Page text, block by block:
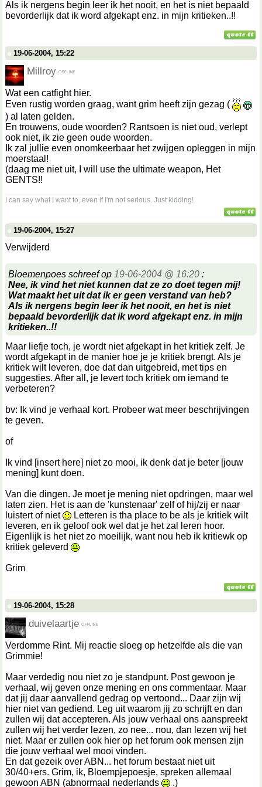
Als ik nergens begin leer ik het nooit, en het is niet bepaald
bevorderlijk dat ik word afgekapt enz. in mijn kritieken..!!
19-06-2004, 15:22
Millroy
Wat een catfight hier.
Even rustig worden graag, want grim heeft zijn gezag (
) al laten gelden.
En trouwens, oude woorden? Rantsoen is niet oud, verlept
ook niet, ik zie geen oude woorden.
Ik zal jullie even onomkeerbaar het zwijgen opleggen in mijn
moerstaal!
(daag me niet uit, I will use the ultimate weapon, Het
GENTS!!
I can say what I want to, even if I'm not serious. Just kidding!
19-06-2004, 15:27
Verwijderd
Bloemenpoes schreef op 19-06-2004 @ 16:20 :
Nee, ik vind het niet kunnen dat ze zo doet tegen mij!
Wat maakt het uit dat ik er geen verstand van heb?
Als ik nergens begin leer ik het nooit, en het is niet
bepaald bevorderlijk dat ik word afgekapt enz. in mijn
kritieken..!!
Maar liefje toch, je wordt niet afgekapt in het kritiek zelf. Je
wordt afgekapt in de manier hoe je je kritiek brengt. Als je
kritiek wilt leveren, doe dat dan uitgebreid, met tips en
suggesties. After all, je levert toch kritiek om iemand te
verbeteren?
bv: Ik vind je verhaal kort. Probeer wat meer beschrijvingen
te geven.
of
Ik vind [insert here] niet zo mooi, ik denk dat je beter [jouw
mening] kunt doen.
Van die dingen. Je moet je mening niet opdringen, maar wel
laten zien. Het is aan de 'kunstenaar' zelf of hij/zij er naar
luistert of niet
Letteren is tha place to be als je kritiek wilt
leveren, en ik geloof ook wel dat je het zal leren hoor.
Eigenlijk is het niet zo moeilijk, want nou heb ik kritiewk op
kritiek geleverd
Grim
19-06-2004, 15:28
duivelaartje
Verdomme Rint. Mij reactie sloeg op hetzelfde als die van
Grimmie!
Maar verdedig nou niet zo je standpunt. Post gewoon je
verhaal, wij geven onze mening en ons commentaar. Maar
dat jij daar aanvallend gedrag op vertoond... Daar zijn wij
hier niet van gediend. Leg uit waarom jij zo schrijft en dan
zullen wij dat accepteren. Als jouw verhaal ons aanspreekt
zullen wij het verder lezen, zo nee... nou, dan lezen wij het
niet. Maar er zullen ook hier op het forum ook mensen zijn
die jouw verhaal wel mooi vinden.
En dat gezeik over ABN... het forum bestaat niet uit
30/40+ers. Grim, ik, Bloempjepoesje, spreken allemaal
gewoon ABN (abnormaal nederlands
.)